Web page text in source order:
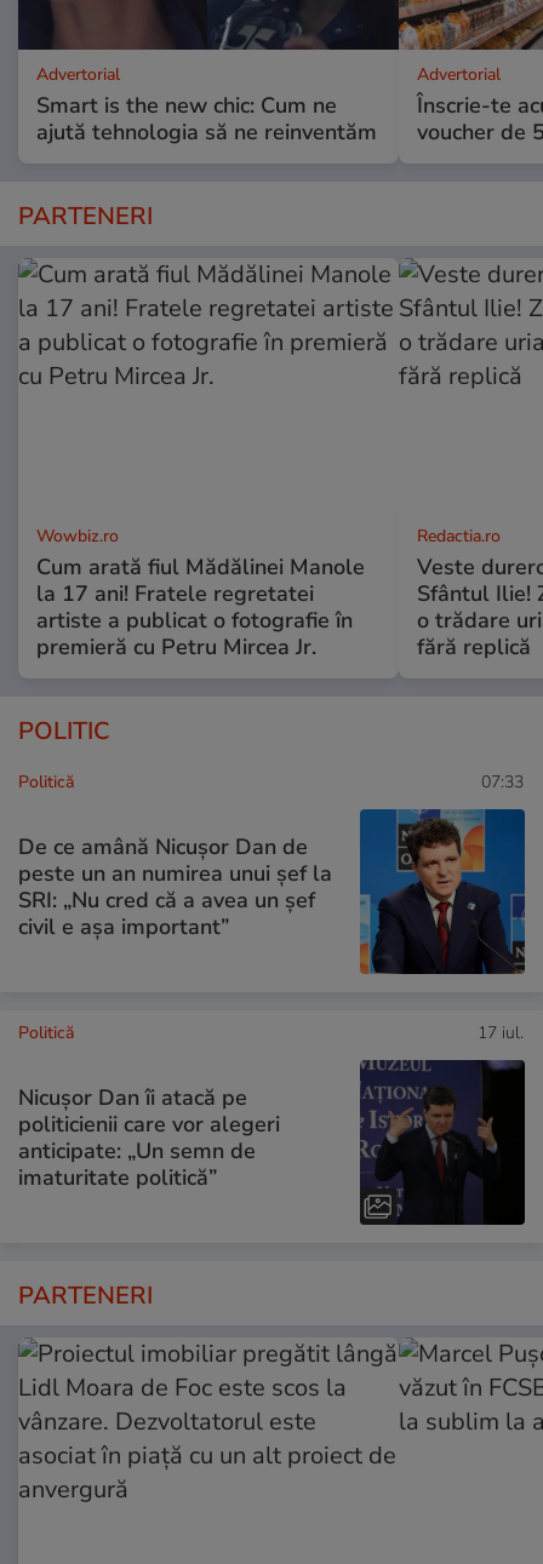
Advertorial
Smart is the new chic: Cum ne
ajută tehnologia să ne reinventăm
Advertorial
Înscrie-te
voucher de
PARTENERI
Wowbiz.ro
Cum arată fiul Mădălinei Manole
la 17 ani! Fratele regretatei
artiste a publicat o fotografie în
premieră cu Petru Mircea Jr.
Redactia.ro
Veste
Sfântul Ilie!
o trădare
fără replică
POLITIC
Politică 07:33
De ce amână Nicușor Dan de
peste un an numirea unui șef la
SRI: „Nu cred că a avea un şef
civil e așa important”
Politică 17 iul.
Nicușor Dan îi atacă pe
politicienii care vor alegeri
anticipate: „Un semn de
imaturitate politică”
PARTENERI